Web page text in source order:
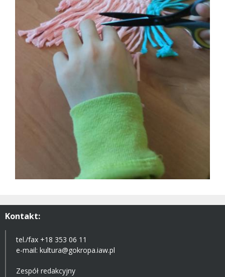
Kontakt:
tel./fax +18 353 06 11
e-mail: kultura@gokropa.iaw.pl
Zespół redakcyjny